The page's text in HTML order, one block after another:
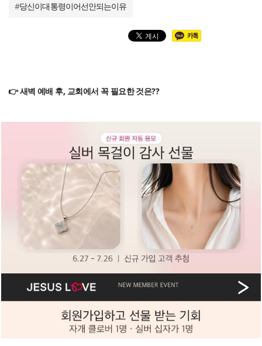
#당신이대통령이어선안되는이유
👉 새벽 예배 후, 교회에서 꼭 필요한 것은??